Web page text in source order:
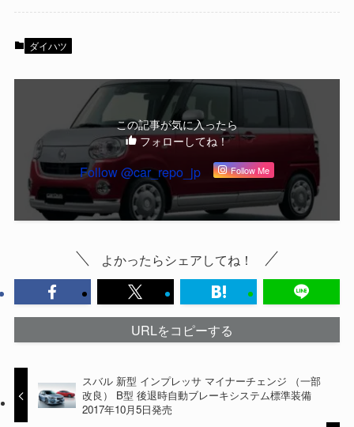
ダイハツ
この記事が気に入ったら
フォローしてね！
Follow @car_repo_jp Follow Me
よかったらシェアしてね！
URLをコピーする
スバル 新型 インプレッサ マイナーチェンジ （一部
改良） B型 後退時自動ブレーキシステム標準装備
2017年10月5日発売